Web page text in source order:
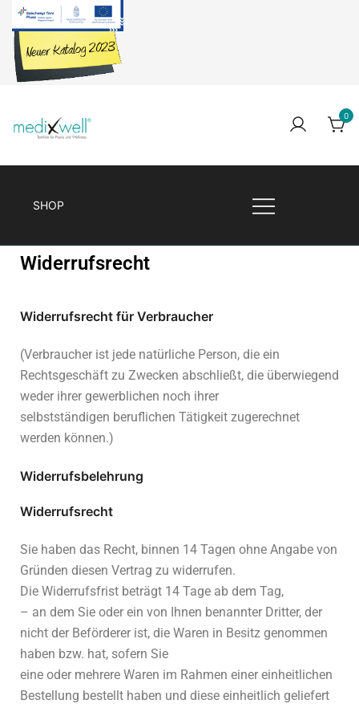
0
SHOP
Widerrufsrecht
Widerrufsrecht für Verbraucher
(Verbraucher ist jede natürliche Person, die ein
Rechtsgeschäft zu Zwecken abschließt, die überwiegend
weder ihrer gewerblichen noch ihrer
selbstständigen beruflichen Tätigkeit zugerechnet
werden können.)
Widerrufsbelehrung
Widerrufsrecht
Sie haben das Recht, binnen 14 Tagen ohne Angabe von
Gründen diesen Vertrag zu widerrufen.
Die Widerrufsfrist beträgt 14 Tage ab dem Tag,
– an dem Sie oder ein von Ihnen benannter Dritter, der
nicht der Beförderer ist, die Waren in Besitz genommen
haben bzw. hat, sofern Sie
eine oder mehrere Waren im Rahmen einer einheitlichen
Bestellung bestellt haben und diese einheitlich geliefert